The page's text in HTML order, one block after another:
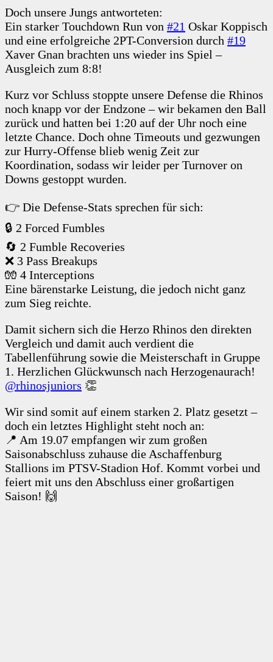
Doch unsere Jungs antworteten:
Ein starker Touchdown Run von #21 Oskar Koppisch
und eine erfolgreiche 2PT-Conversion durch #19
Xaver Gnan brachten uns wieder ins Spiel –
Ausgleich zum 8:8!
Kurz vor Schluss stoppte unsere Defense die Rhinos
noch knapp vor der Endzone – wir bekamen den Ball
zurück und hatten bei 1:20 auf der Uhr noch eine
letzte Chance. Doch ohne Timeouts und gezwungen
zur Hurry-Offense blieb wenig Zeit zur
Koordination, sodass wir leider per Turnover on
Downs gestoppt wurden.
👉 Die Defense-Stats sprechen für sich:
🔒 2 Forced Fumbles
🔄 2 Fumble Recoveries
❌ 3 Pass Breakups
🧤 4 Interceptions
Eine bärenstarke Leistung, die jedoch nicht ganz
zum Sieg reichte.
Damit sichern sich die Herzo Rhinos den direkten
Vergleich und damit auch verdient die
Tabellenführung sowie die Meisterschaft in Gruppe
1. Herzlichen Glückwunsch nach Herzogenaurach!
@rhinosjuniors 👏
Wir sind somit auf einem starken 2. Platz gesetzt –
doch ein letztes Highlight steht noch an:
📍 Am 19.07 empfangen wir zum großen
Saisonabschluss zuhause die Aschaffenburg
Stallions im PTSV-Stadion Hof. Kommt vorbei und
feiert mit uns den Abschluss einer großartigen
Saison! 🙌